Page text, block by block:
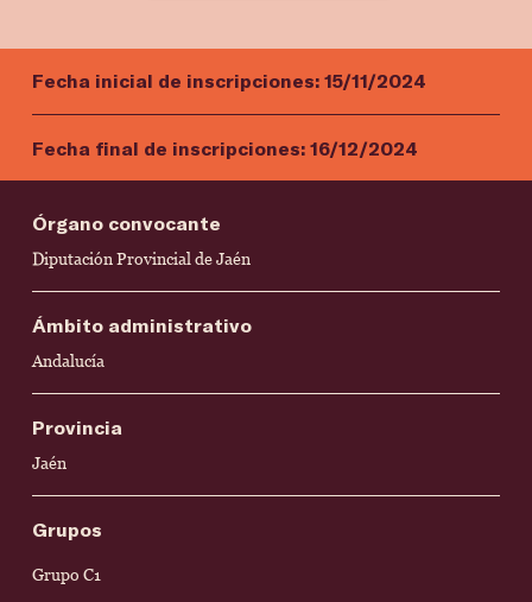
Fecha inicial de inscripciones: 15/11/2024
Fecha final de inscripciones: 16/12/2024
Órgano convocante
Diputación Provincial de Jaén
Ámbito administrativo
Andalucía
Provincia
Jaén
Grupos
Grupo C1